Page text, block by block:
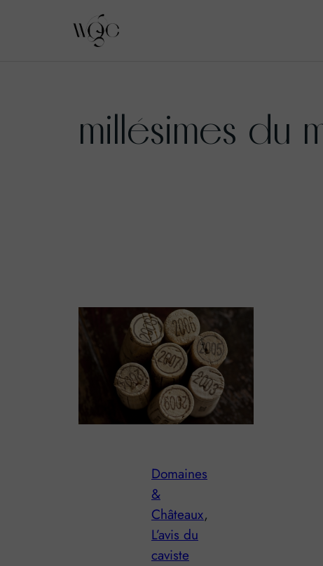
millésimes du
Domaines
&
Châteaux
L’avis du
caviste